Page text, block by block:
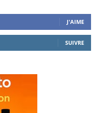
J'AIME
SUIVRE